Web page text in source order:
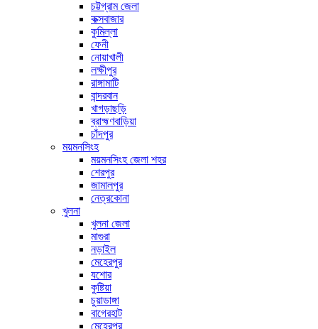
চট্টগ্রাম জেলা
কক্সবাজার
কুমিল্লা
ফেনী
নোয়াখালী
লক্ষীপুর
রাঙ্গামাটি
বান্দরবান
খাগড়াছড়ি
ব্রাহ্মণবাড়িয়া
চাঁদপুর
ময়মনসিংহ
ময়মনসিংহ জেলা শহর
শেরপুর
জামালপুর
নেত্রকোনা
খুলনা
খুলনা জেলা
মাগুরা
নড়াইল
মেহেরপুর
যশোর
কুষ্টিয়া
চুয়াডাঙ্গা
বাগেরহাট
মেহেরপুর